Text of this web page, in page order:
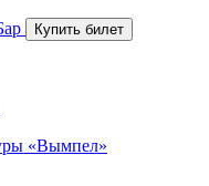
«Вымпел»